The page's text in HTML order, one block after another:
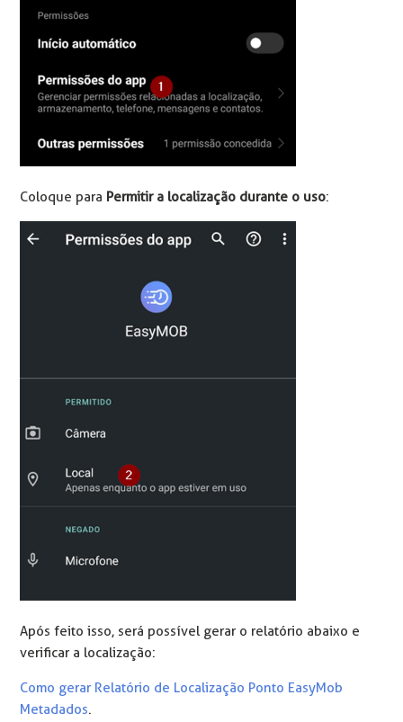
Coloque para Permitir a localização durante o uso:
Após feito isso, será possível gerar o relatório abaixo e
verificar a localização:
Como gerar Relatório de Localização Ponto EasyMob
Metadados.